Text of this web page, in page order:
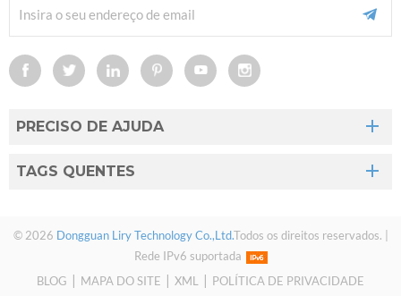
PRECISO DE AJUDA
TAGS QUENTES
© 2026 Dongguan Liry Technology Co.,Ltd.Todos os direitos reservados. |
Rede IPv6 suportada
BLOG | MAPA DO SITE | XML | POLÍTICA DE PRIVACIDADE